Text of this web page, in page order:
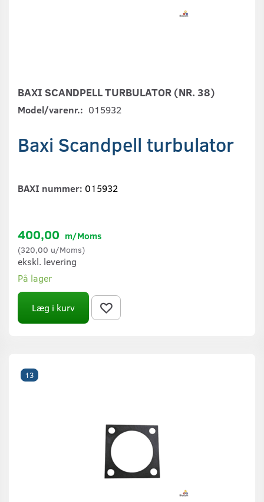
BAXI SCANDPELL TURBULATOR (NR. 38)
Model/varenr.: 015932
Baxi Scandpell turbulator
BAXI nummer: 015932
400,00 m/Moms
(320,00 u/Moms)
ekskl. levering
På lager
Læg i kurv
13